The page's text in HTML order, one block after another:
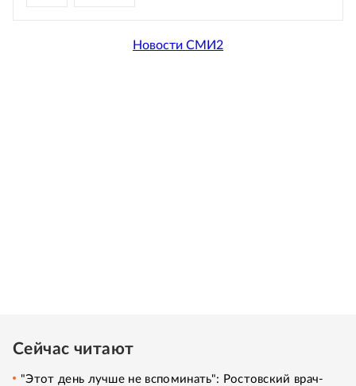
Новости СМИ2
Сейчас читают
"Этот день лучше не вспоминать": Ростовский врач-